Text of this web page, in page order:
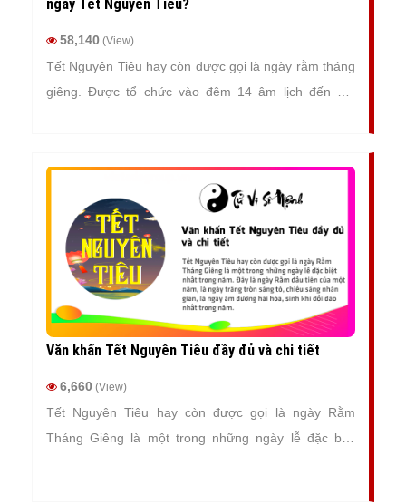
ngày Tết Nguyên Tiêu?
58,140 (View)
Tết Nguyên Tiêu hay còn được gọi là ngày rằm tháng
giêng. Được tổ chức vào đêm 14 âm lịch đến hết
Văn khấn Tết Nguyên Tiêu đầy đủ và chi tiết
6,660 (View)
Tết Nguyên Tiêu hay còn được gọi là ngày Rằm
Tháng Giêng là một trong những ngày lễ đặc biệt